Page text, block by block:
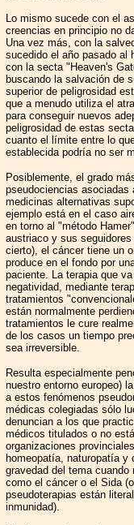
Lo mismo sucede con el
creencias en principio no
Una vez más, con la
sucedido el año pasado al
con la secta "Heaven's
buscando la salvación de
superior de peligrosidad
que a menudo utiliza el
para conseguir nuevos
peligrosidad de estas
cuanto el límite entre lo
establecida podría no ser
Posiblemente, el grado
pseudociencias
medicinas alternativas
ejemplo está en el caso
en torno al "método
austriaco y sus
cierto), el cáncer tiene un
produce en el fondo por
paciente. La terapia que
negatividad, mediante
tratamientos
están normalmente
tratamientos le cure
de los casos un tiempo
sea irreversible.
Resulta especialmente
nuestro entorno europeo)
a estos fenómenos
médicas colegiadas sólo
denuncian a los que
médicos titulados o no
organizaciones
homeopatía, naturopatía y
gravedad del tema
como el cáncer o el Sida
pseudoterapias están
inmunidad).